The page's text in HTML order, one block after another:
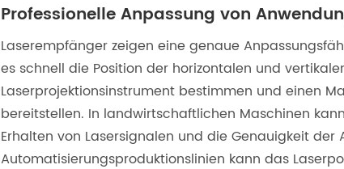
Professionelle Anpassung von
Laserempfänger zeigen eine genaue
es schnell die Position der horizontalen und
Laserprojektionsinstrument bestimmen und einen
bereitstellen. In landwirtschaftlichen Maschinen
Erhalten von Lasersignalen und die Genauigkeit
Automatisierungsproduktionslinien kann das